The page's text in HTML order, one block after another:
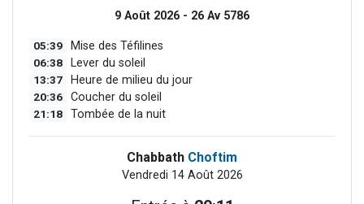
9 Août 2026 - 26 Av 5786
05:39 Mise des Téfilines
06:38 Lever du soleil
13:37 Heure de milieu du jour
20:36 Coucher du soleil
21:18 Tombée de la nuit
Chabbath Choftim
Vendredi 14 Août 2026